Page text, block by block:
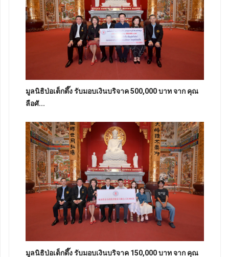
มูลนิธิป่อเต็กตึ๊ง รับมอบเงินบริจาค 500,000 บาท จาก คุณ
ลือศั...
มูลนิธิป่อเต็กตึ๊ง รับมอบเงินบริจาค 150,000 บาท จาก คุณ